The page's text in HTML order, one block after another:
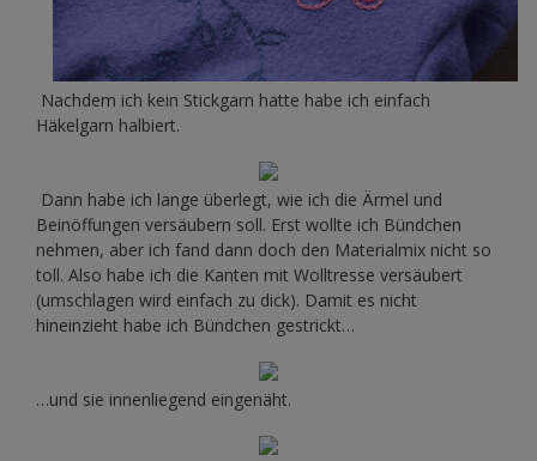
Nachdem ich kein Stickgarn hatte habe ich einfach
Häkelgarn halbiert.
Dann habe ich lange überlegt, wie ich die Ärmel und
Beinöffungen versäubern soll. Erst wollte ich Bündchen
nehmen, aber ich fand dann doch den Materialmix nicht so
toll. Also habe ich die Kanten mit Wolltresse versäubert
(umschlagen wird einfach zu dick). Damit es nicht
hineinzieht habe ich Bündchen gestrickt…
…und sie innenliegend eingenäht.